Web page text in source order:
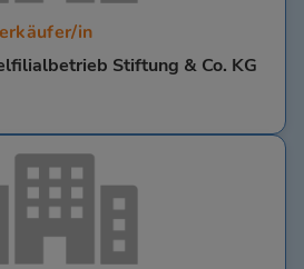
in
Stiftung & Co. KG